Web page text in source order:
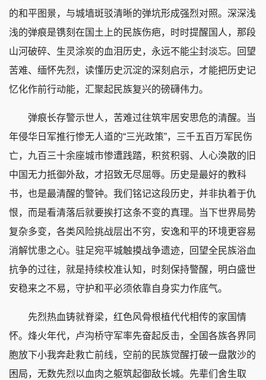
的和平图景，与城墙斑驳清晰的弹坑形成强烈对照。深深浅
浅的弹痕是镌刻在国土上的民族伤疤，时时提醒国人，那段
山河破碎、生灵涂炭的血泪历史，永远不能尘封淡忘。回望
苦难、缅怀先烈，读懂历史沉淀的深刻启示，才能把历史记
忆化作前行动能，汇聚起民族复兴的磅礴伟力。
弹痕长存警示世人，苦难过往筑牢居安思危的清醒。当
年侵华日军推行惨无人道的“三光政策”，三千五百万军民伤
亡，九百三十余座城市惨遭践踏，积贫积弱、人心涣散的旧
中国无力抵御外敌，才招致无尽屈辱。历史是最好的教科
书，也是最清醒的警钟。我们铭记这段历史，并非执着于仇
恨，而是看清落后就要挨打这条不变的真理。当下世界局势
复杂多变，各类风险挑战层出不穷，安逸和平的环境更容易
消解忧患之心。驻足宛平城触摸战争遗迹，回望全民族浴血
抗争的过往，就是持续校准认知，时刻保持警醒，明白盛世
安稳来之不易，守护和平必须依靠自身实力作底气。
先烈热血铸就脊梁，红色风骨根植代代相传的家国情
怀。烽火年代，卢沟桥守军率先奋起反击，全国各族各界同
胞放下小我奔赴救亡前线，空前的民族觉醒打破一盘散沙的
困局，无数先烈以血肉之躯筑起御敌长城。先辈们舍生取